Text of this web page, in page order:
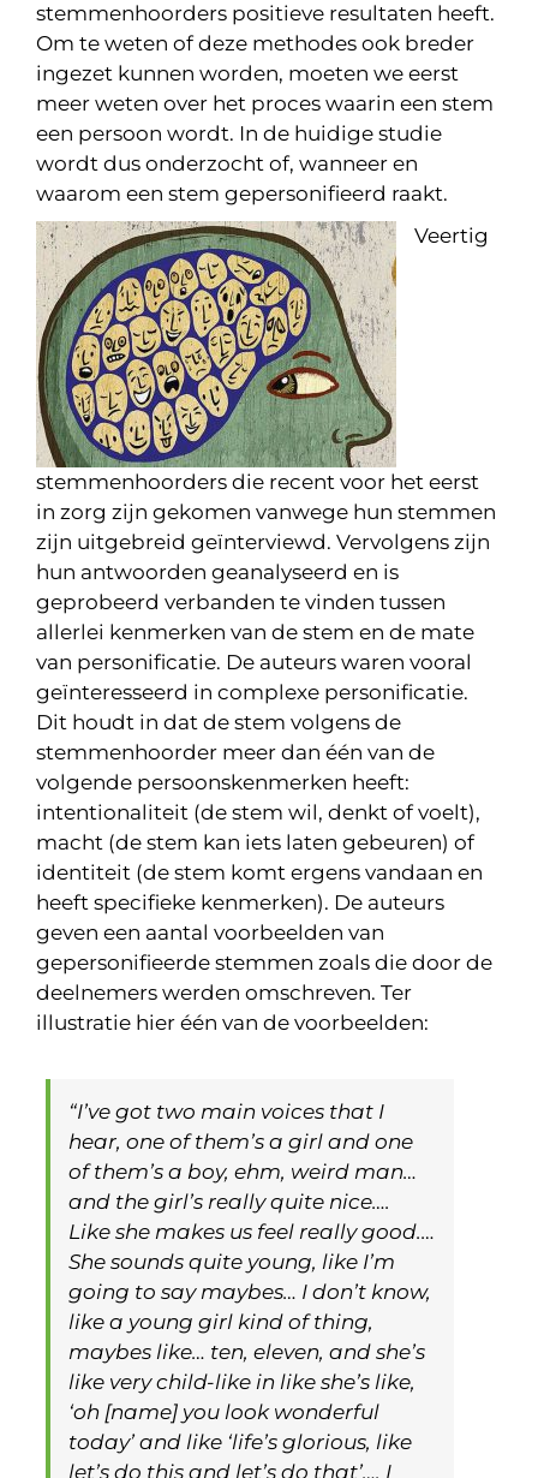
stemmenhoorders positieve resultaten heeft.
Om te weten of deze methodes ook breder
ingezet kunnen worden, moeten we eerst
meer weten over het proces waarin een stem
een persoon wordt. In de huidige studie
wordt dus onderzocht of, wanneer en
waarom een stem gepersonifieerd raakt.
Veertig
stemmenhoorders die recent voor het eerst
in zorg zijn gekomen vanwege hun stemmen
zijn uitgebreid geïnterviewd. Vervolgens zijn
hun antwoorden geanalyseerd en is
geprobeerd verbanden te vinden tussen
allerlei kenmerken van de stem en de mate
van personificatie. De auteurs waren vooral
geïnteresseerd in complexe personificatie.
Dit houdt in dat de stem volgens de
stemmenhoorder meer dan één van de
volgende persoonskenmerken heeft:
intentionaliteit (de stem wil, denkt of voelt),
macht (de stem kan iets laten gebeuren) of
identiteit (de stem komt ergens vandaan en
heeft specifieke kenmerken). De auteurs
geven een aantal voorbeelden van
gepersonifieerde stemmen zoals die door de
deelnemers werden omschreven. Ter
illustratie hier één van de voorbeelden:
“I’ve got two main voices that I
hear, one of them’s a girl and one
of them’s a boy, ehm, weird man…
and the girl’s really quite nice….
Like she makes us feel really good.…
She sounds quite young, like I’m
going to say maybes… I don’t know,
like a young girl kind of thing,
maybes like… ten, eleven, and she’s
like very child-like in like she’s like,
‘oh [name] you look wonderful
today’ and like ‘life’s glorious, like
let’s do this and let’s do that’…. I